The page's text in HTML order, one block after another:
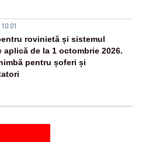
rovinietă și sistemul
aplică de la 1 octombrie 2026.
pentru șoferi și